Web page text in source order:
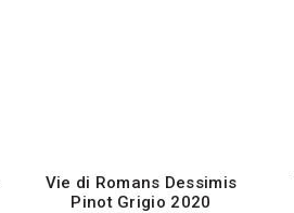
Vie di Romans Dessimis
Pinot Grigio 2020